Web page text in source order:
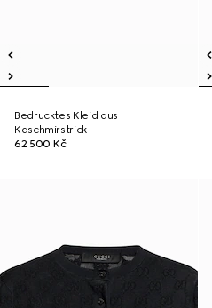
Bedrucktes Kleid aus
Kaschmirstrick
62 500 Kč